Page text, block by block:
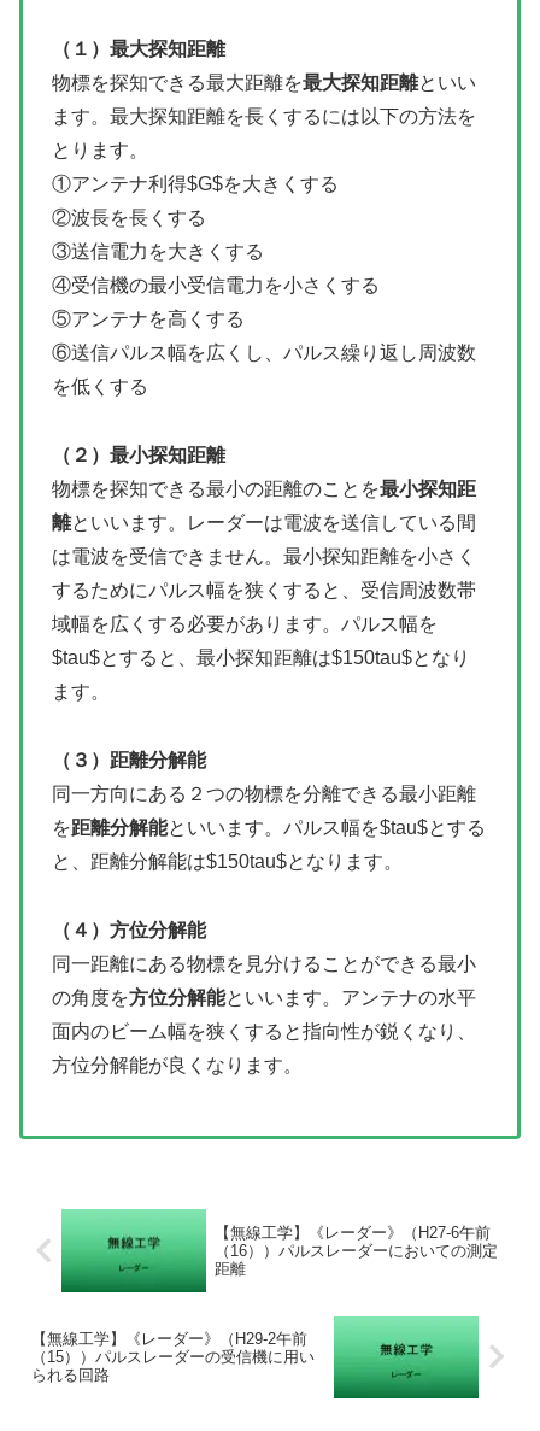
（１）最大探知距離
物標を探知できる最大距離を最大探知距離といい
ます。最大探知距離を長くするには以下の方法を
とります。
①アンテナ利得$G$を大きくする
②波長を長くする
③送信電力を大きくする
④受信機の最小受信電力を小さくする
⑤アンテナを高くする
⑥送信パルス幅を広くし、パルス繰り返し周波数
を低くする
（２）最小探知距離
物標を探知できる最小の距離のことを最小探知距
離といいます。レーダーは電波を送信している間
は電波を受信できません。最小探知距離を小さく
するためにパルス幅を狭くすると、受信周波数帯
域幅を広くする必要があります。パルス幅を
$tau$とすると、最小探知距離は$150tau$となり
ます。
（３）距離分解能
同一方向にある２つの物標を分離できる最小距離
を距離分解能といいます。パルス幅を$tau$とする
と、距離分解能は$150tau$となります。
（４）方位分解能
同一距離にある物標を見分けることができる最小
の角度を方位分解能といいます。アンテナの水平
面内のビーム幅を狭くすると指向性が鋭くなり、
方位分解能が良くなります。
【無線工学】《レーダー》（H27-6午前
（16））パルスレーダーにおいての測定
距離
【無線工学】《レーダー》（H29-2午前
（15））パルスレーダーの受信機に用い
られる回路